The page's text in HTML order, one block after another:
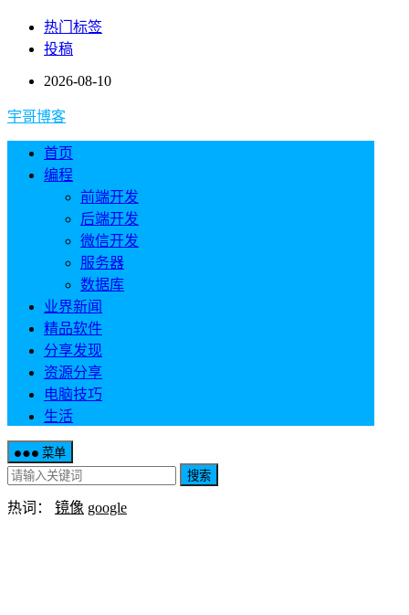
热门标签
投稿
2026-08-10
宇哥博客
首页
编程
前端开发
后端开发
微信开发
服务器
数据库
业界新闻
精品软件
分享发现
资源分享
电脑技巧
生活
菜单
搜索
热词： 镜像 google